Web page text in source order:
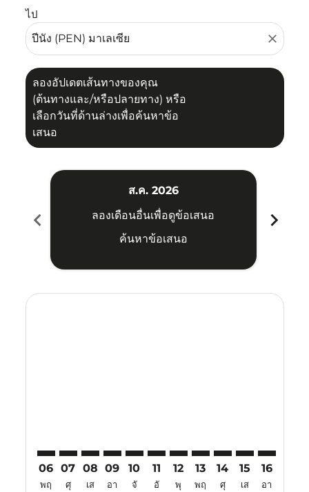
ไป
close
ลองอัปเดตเส้นทางของคุณ
(ต้นทางและ/หรือปลายทาง) หรือ
เลือกวันที่ด้านล่างเพื่อค้นหาข้อ
เสนอ
chevron_left
ส.ค. 2026
ลองเดือนอื่นเพื่อดูข้อเสนอ
ค้นหาข้อเสนอ
chevron_right
06
พฤ
07
ศุ
08
เส
09
อา
10
จั
11
อั
12
พุ
13
พฤ
14
ศุ
15
เส
16
อา